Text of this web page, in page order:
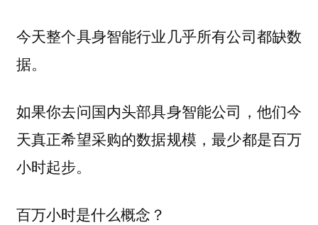
今天整个具身智能行业几乎所有公司都缺数
据。
如果你去问国内头部具身智能公司，他们今
天真正希望采购的数据规模，最少都是百万
小时起步。
百万小时是什么概念？